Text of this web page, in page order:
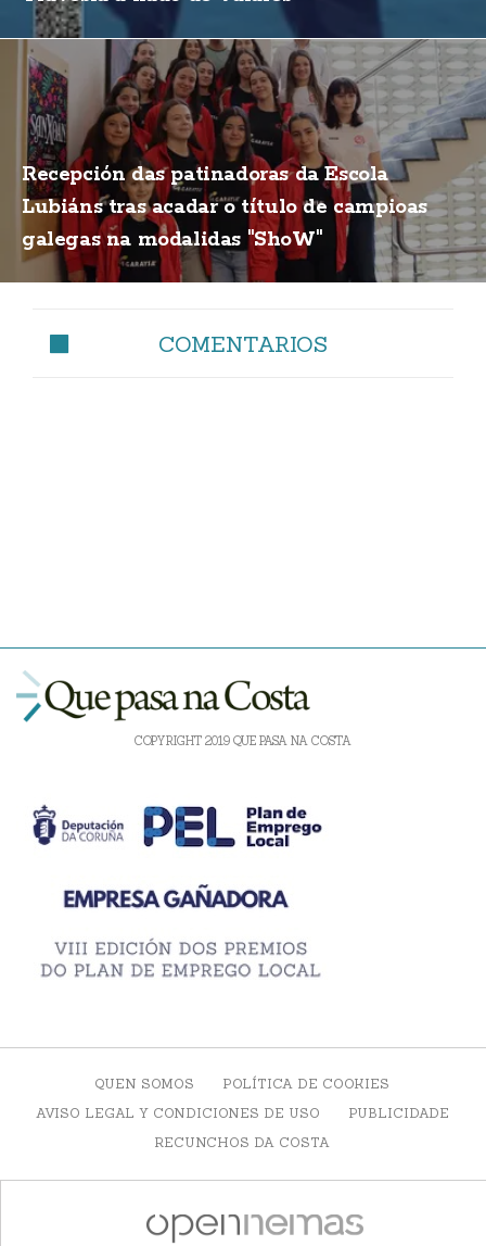
Recepción das patinadoras da Escola
Lubiáns tras acadar o título de campioas
galegas na modalidas "ShoW"
COMENTARIOS
COPYRIGHT 2019 QUE PASA NA COSTA
QUEN SOMOS
POLÍTICA DE COOKIES
AVISO LEGAL Y CONDICIONES DE USO
PUBLICIDADE
RECUNCHOS DA COSTA